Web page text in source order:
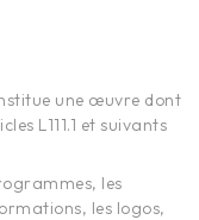
une œuvre dont
L111.1 et suivants
les
les logos,